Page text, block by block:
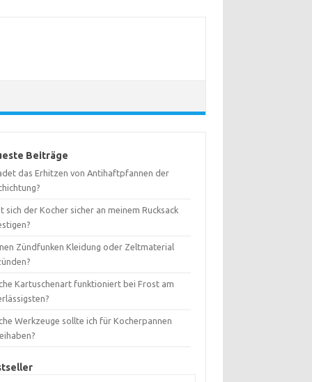
Beiträge
das Erhitzen von Antihaftpfannen der
sich der Kocher sicher an meinem Rucksack
Zündfunken Kleidung oder Zeltmaterial
Kartuschenart funktioniert bei Frost am
Werkzeuge sollte ich für Kocherpannen